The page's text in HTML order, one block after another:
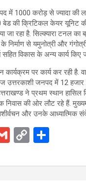
में 1000 करोड़ से ज्यादा की
की क्रिटिकल केयर यूनिट
रहा है. सिल्क्यारा टनल का
से यमुनोत्री और
सहित विकास के अन्य कार्य किए
पर कार्य कर रही है.
उत्तरकाशी जनपद में 12
ने प्रथम स्थान हासिल
निवास की ओर लौट रहे हैं.
और उनके आध्यात्मिक
G
ail
C
py ar